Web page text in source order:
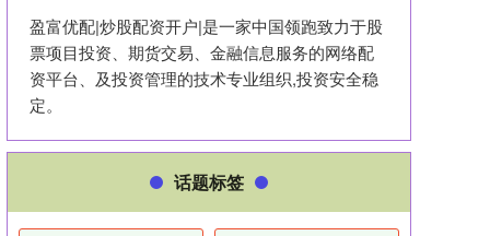
盈富优配|炒股配资开户|是一家中国领跑致力于股
票项目投资、期货交易、金融信息服务的网络配
资平台、及投资管理的技术专业组织,投资安全稳
定。
话题标签